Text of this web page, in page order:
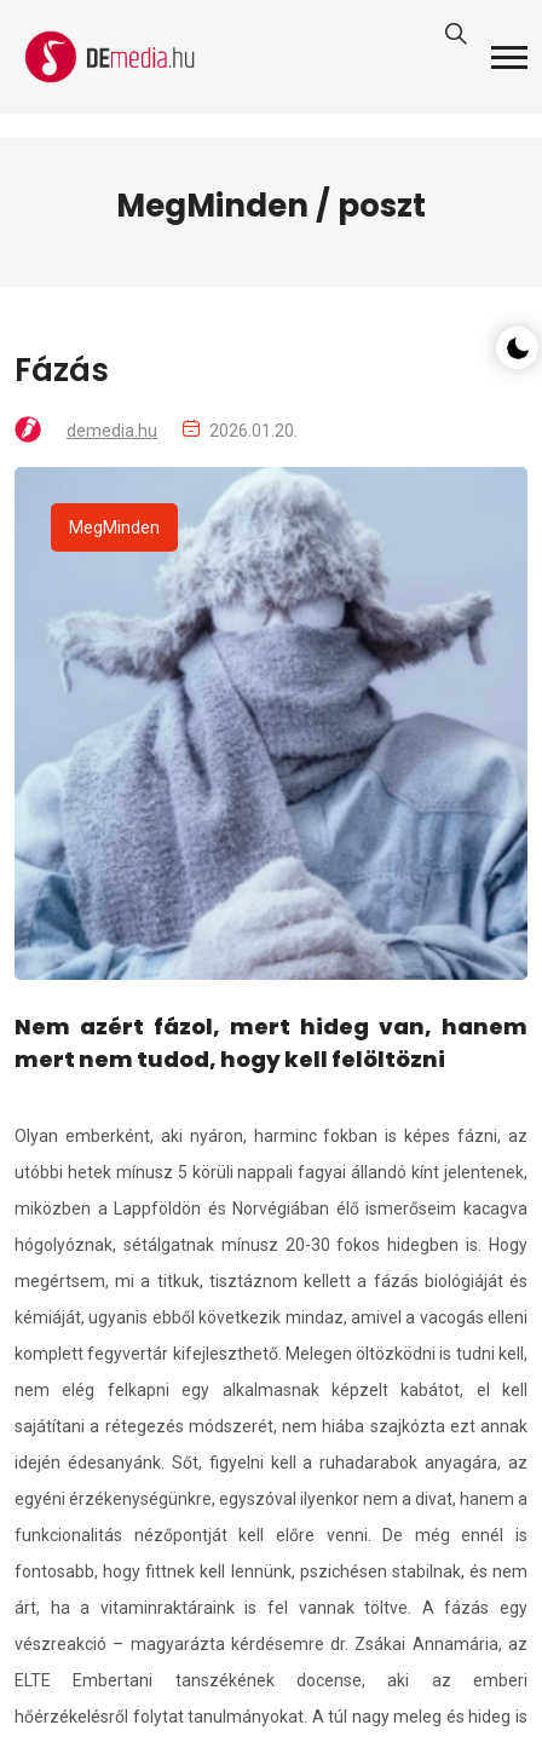
MegMinden / poszt
Fázás
demedia.hu 2026.01.20.
MegMinden
Nem azért fázol, mert hideg van, hanem
mert nem tudod, hogy kell felöltözni
Olyan emberként, aki nyáron, harminc fokban is képes fázni, az
utóbbi hetek mínusz 5 körüli nappali fagyai állandó kínt jelentenek,
miközben a Lappföldön és Norvégiában élő ismerőseim kacagva
hógolyóznak, sétálgatnak mínusz 20-30 fokos hidegben is. Hogy
megértsem, mi a titkuk, tisztáznom kellett a fázás biológiáját és
kémiáját, ugyanis ebből következik mindaz, amivel a vacogás elleni
komplett fegyvertár kifejleszthető. Melegen öltözködni is tudni kell,
nem elég felkapni egy alkalmasnak képzelt kabátot, el kell
sajátítani a rétegezés módszerét, nem hiába szajkózta ezt annak
idején édesanyánk. Sőt, figyelni kell a ruhadarabok anyagára, az
egyéni érzékenységünkre, egyszóval ilyenkor nem a divat, hanem a
funkcionalitás nézőpontját kell előre venni. De még ennél is
fontosabb, hogy fittnek kell lennünk, pszichésen stabilnak, és nem
árt, ha a vitaminraktáraink is fel vannak töltve. A fázás egy
vészreakció – magyarázta kérdésemre dr. Zsákai Annamária, az
ELTE Embertani tanszékének docense, aki az emberi
hőérzékelésről folytat tanulmányokat. A túl nagy meleg és hideg is